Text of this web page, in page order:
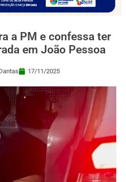
a PM e confessa ter
em João Pessoa
17/11/2025